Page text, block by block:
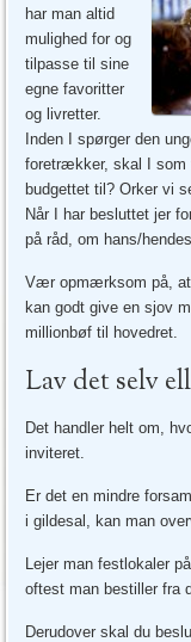
har man altid
mulighed for og
tilpasse til sine
egne favoritter
og livretter.
Inden I spørger den
foretrækker, skal I som
budgettet til? Orker vi
Når I har besluttet jer
på råd, om hans/
Vær opmærksom på, at
kan godt give en sjov
millionbøf til hovedret.
Lav det selv
Det handler helt om,
inviteret.
Er det en mindre
i gildesal, kan man
Lejer man festlokaler
oftest man bestiller fra
Derudover skal du